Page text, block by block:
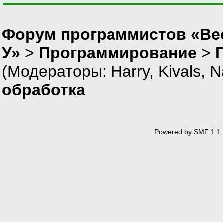
Форум программистов
У» > Программирование >
(Модераторы: Harry, Kivals,
обработка
Powered by SMF